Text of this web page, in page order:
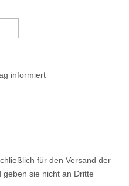
informiert
für den Versand der
sie nicht an Dritte